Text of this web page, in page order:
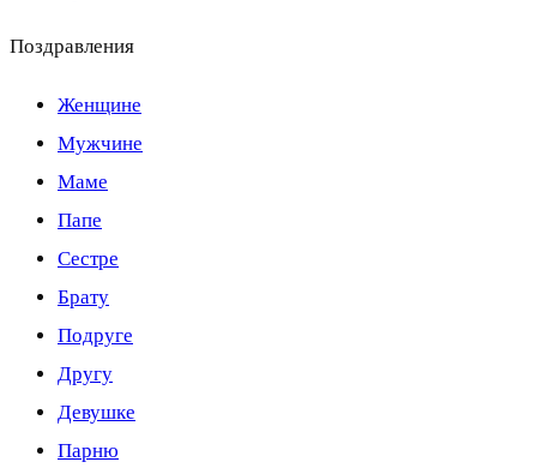
Поздравления
Женщине
Мужчине
Маме
Папе
Сестре
Брату
Подруге
Другу
Девушке
Парню